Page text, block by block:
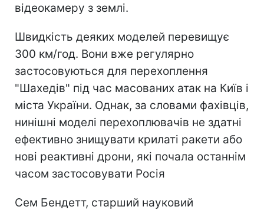
відеокамеру з землі.
Швидкість деяких моделей перевищує
300 км/год. Вони вже регулярно
застосовуються для перехоплення
"Шахедів" під час масованих атак на Київ і
міста України. Однак, за словами фахівців,
нинішні моделі перехоплювачів не здатні
ефективно знищувати крилаті ракети або
нові реактивні дрони, які почала останнім
часом застосовувати Росія
Сем Бендетт, старший науковий